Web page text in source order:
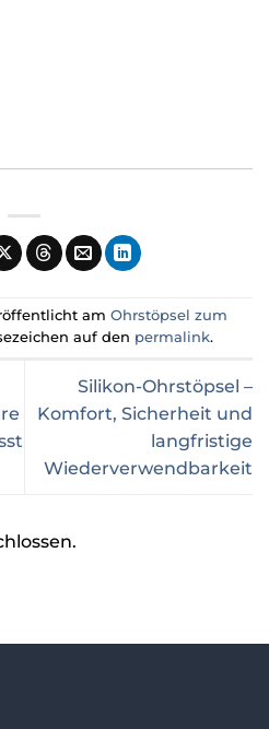
am Ohrstöpsel zum
auf den permalink.
Silikon-Ohrstöpsel –
Komfort, Sicherheit und
langfristige
Wiederverwendbarkeit